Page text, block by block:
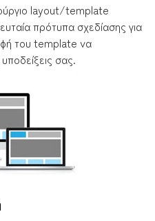
layout/template
πρότυπα σχεδίασης για
του template να
σας.